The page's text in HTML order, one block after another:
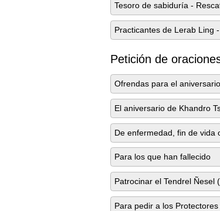
Tesoro de sabiduría -
Practicantes de Lerab Ling
Petición de
Ofrendas para el
El aniversario de Khandro
De enfermedad, fin de vida
Para los que han fallecido
Patrocinar el Tendrel Ñesel
Para pedir a los